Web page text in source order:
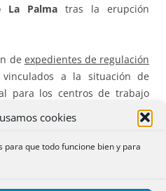
cookies
para que todo funcione bien y para
La Palma tras la erupción
de expedientes de regulación
a la situación de
para los centros de trabajo
de El Paso, Los Llanos de
por la erupción.
fecha el
aplazamiento del